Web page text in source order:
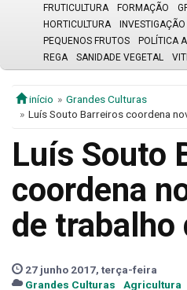
FRUTICULTURA
FORMAÇÃO
HORTICULTURA
INVESTIGAÇÃO
PEQUENOS FRUTOS
POLÍTICA
REGA
SANIDADE VEGETAL
início
Grandes Culturas
Luís Souto Barreiros coordena
Luís Souto
coordena
de trabalho
27 junho 2017, terça-feira
Grandes Culturas
Agricultura